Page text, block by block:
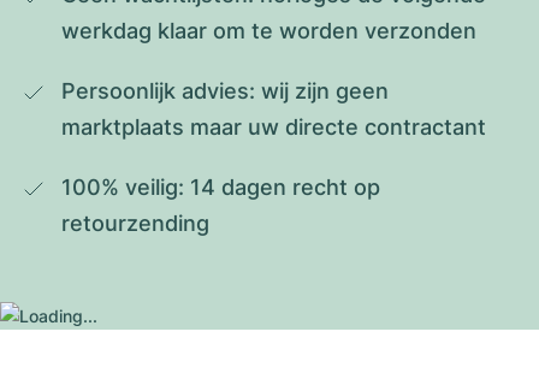
werkdag klaar om te worden verzonden
Persoonlijk advies: wij zijn geen
marktplaats maar uw directe contractant
100% veilig: 14 dagen recht op
retourzending